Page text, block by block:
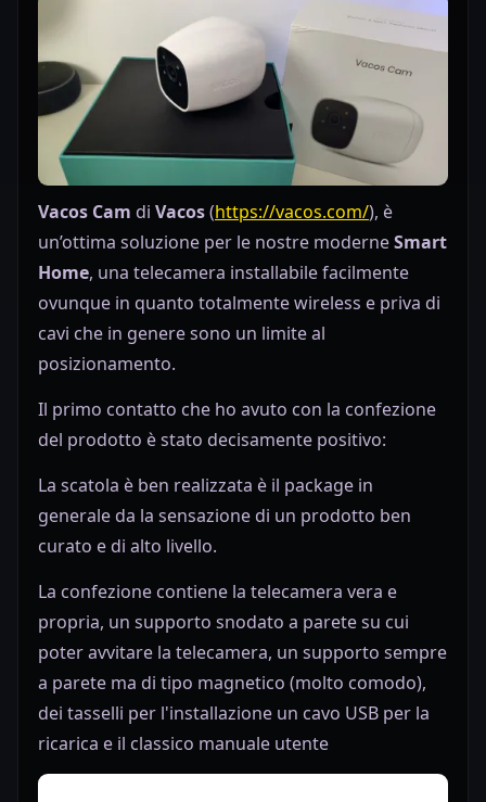
Vacos Cam di Vacos(https://vacos.com/), è
un’ottima soluzione per le nostre moderneSmart
Home, una telecamera installabile facilmente
ovunque in quanto totalmente wireless e priva di
cavi che in genere sono un limite al
posizionamento.
Il primo contatto che ho avuto con la confezione
del prodotto è stato decisamente positivo:
La scatola è ben realizzata è il package in
generale da la sensazione di un prodotto ben
curato e di alto livello.
La confezione contiene la telecamera vera e
propria, un supporto snodato a parete su cui
poter avvitare la telecamera, un supporto sempre
a parete ma di tipo magnetico (molto comodo),
dei tasselli per l'installazione un cavo USB per la
ricarica e il classico manuale utente